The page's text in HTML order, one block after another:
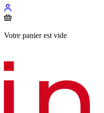
Votre panier est vide